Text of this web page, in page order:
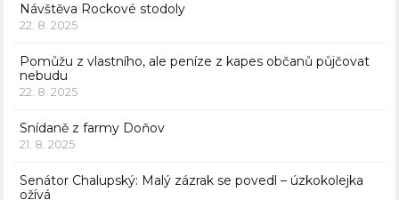
Návštěva Rockové stodoly
22. 8. 2025
Pomůžu z vlastního, ale peníze z kapes občanů půjčovat
nebudu
22. 8. 2025
Snídaně z farmy Doňov
21. 8. 2025
Senátor Chalupský: Malý zázrak se povedl – úzkokolejka
ožívá